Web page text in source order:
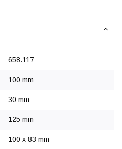
658.117
100 mm
30 mm
125 mm
100 x 83 mm